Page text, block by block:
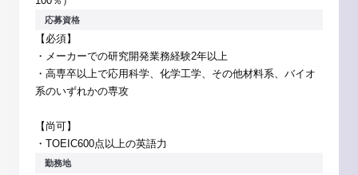
応募資格
【必須】
・メーカーでの研究開発業務経験2年以上
・高専卒以上で応用科学、化学工学、その他材料系、バイオ
系のいずれかの専攻
【尚可】
・TOEIC600点以上の英語力
勤務地